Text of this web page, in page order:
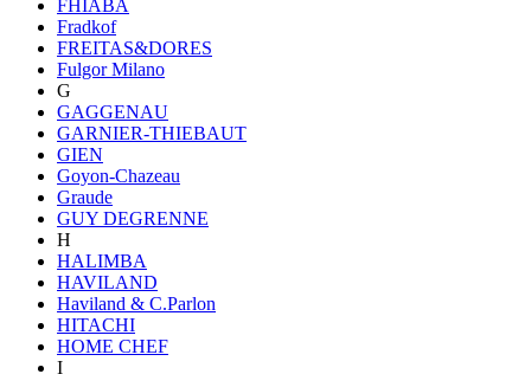
FHIABA
Fradkof
FREITAS&DORES
Fulgor Milano
G
GAGGENAU
GARNIER-THIEBAUT
GIEN
Goyon-Chazeau
Graude
GUY DEGRENNE
H
HALIMBA
HAVILAND
Haviland & C.Parlon
HITACHI
HOME CHEF
I